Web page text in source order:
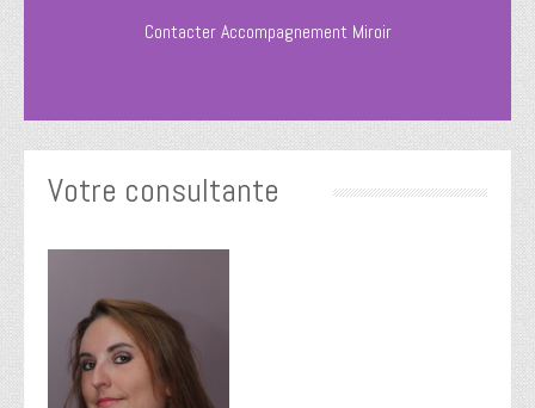
Contacter Accompagnement Miroir
Votre consultante